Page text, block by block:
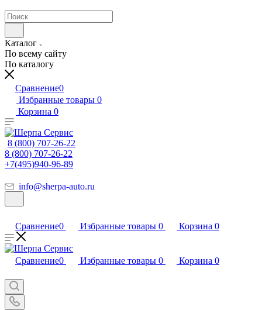
Каталог
По всему сайту
По каталогу
Сравнение0
Избранные товары 0
Корзина 0
8 (800) 707-26-22
8 (800) 707-26-22
+7(495)940-96-89
info@sherpa-auto.ru
Сравнение0 Избранные товары 0 Корзина 0
Сравнение0 Избранные товары 0 Корзина 0